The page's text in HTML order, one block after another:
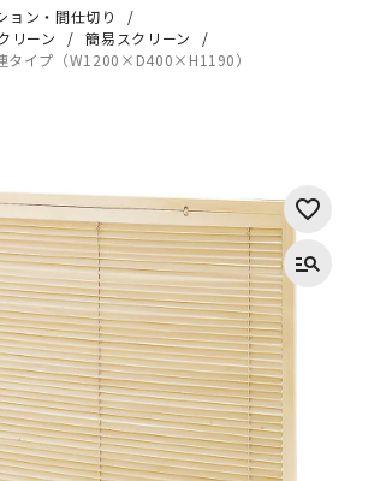
ョン・間仕切り
リーン
簡易スクリーン
タイプ（W1200×D400×H1190）